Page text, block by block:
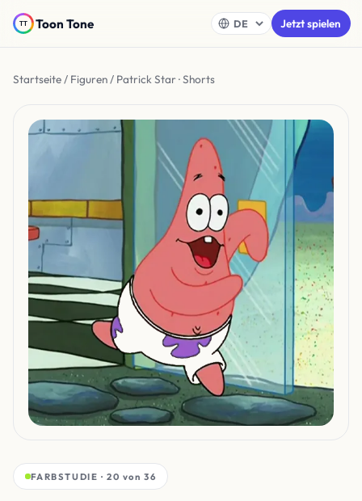
Toon Tone Jetzt spielen
Startseite/ Figuren/ Patrick Star · Shorts
FARBSTUDIE · 20 von 36